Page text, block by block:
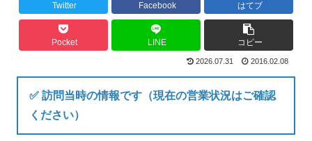
Twitter Facebook はてブ
Pocket LINE コピー
2026.07.31 2016.02.08
✅ 訪問当時の情報です（現在の営業状況はご確認
ください）